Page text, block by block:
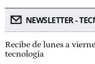
NEWSLETTER -
Recibe de lunes a
tecnología